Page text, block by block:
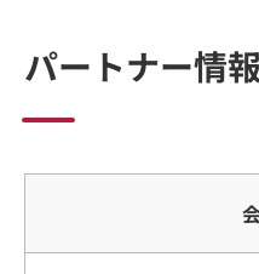
パートナー情報